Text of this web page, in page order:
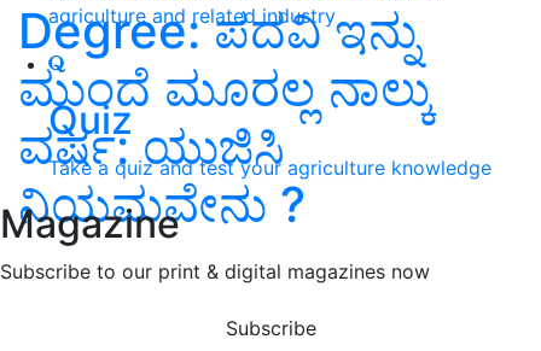
agriculture and related industry
Quiz
Take a quiz and test your agriculture knowledge
Magazine
Subscribe to our print & digital magazines now
Subscribe
Degree: ಪದವಿ ಇನ್ನು
ಮುಂದೆ ಮೂರಲ್ಲ ನಾಲ್ಕು
ವರ್ಷ: ಯುಜಿಸಿ
ನಿಯಮವೇನು ?